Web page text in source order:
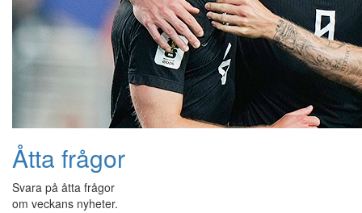
Åtta frågor
Svara på åtta frågor
om veckans nyheter.